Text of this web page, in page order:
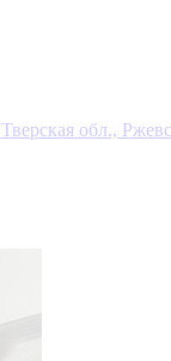
Тверская обл.,